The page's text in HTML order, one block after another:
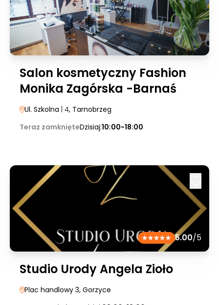
Salon kosmetyczny Fashion
Monika Zagórska -Barnaś
Ul. Szkolna | 4, Tarnobrzeg
Teraz zamknięteDzisiaj:10:00-18:00
5.00/5
Studio Urody Angela Zioło
Plac handlowy 3, Gorzyce